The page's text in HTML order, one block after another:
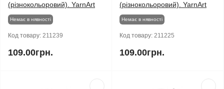
(різнокольоровий). YarnArt
Немає в нявності
Код товару: 211239
109.00грн.
(різнокольоровий). YarnArt
Немає в нявності
Код товару: 211225
109.00грн.